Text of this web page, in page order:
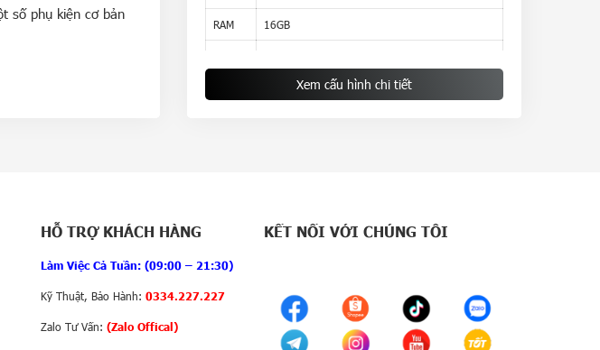
số phụ kiện cơ bản
dùng có thể thoải
bút cảm ứng bên thứ
tần số quét 120
RAM 16GB
điều
Android 13 (MagicOS 7.2)
Xem cấu hình chi tiết
HỖ TRỢ KHÁCH HÀNG
Làm Việc Cả Tuần: (09:00 – 21:30)
Kỹ Thuật, Bảo Hành: 0334.227.227
Zalo Tư Vấn: (Zalo Offical)
KẾT NỐI VỚI CHÚNG TÔI